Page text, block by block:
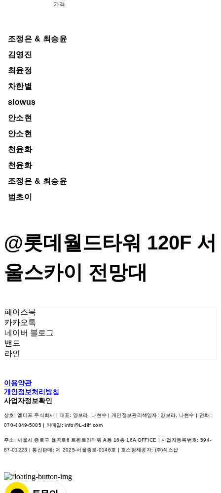
가격
조정은 & 최승윤
김영진
최윤정
차한별
slowus
안소현
안소현
천윤화
천윤화
조정은 & 최승윤
범초이
@롯데월드타워 120F 서
울스카이 전망대
페이스북
카카오톡
네이버 블로그
밴드
라인
이용약관
개인정보처리방침
사업자정보확인
상호: 엘디프 주식회사 | 대표: 양보라, 나현수 | 개인정보관리책임자: 양보라, 나현수 | 전화:
070-4349-5005 | 이메일: info@L-diff.com
주소: 서울시 종로구 율곡로6 트윈트리타워 A동 16층 16A OFFICE | 사업자등록번호: 594-
87-01223 | 통신판매:제 2025-서울종로-0146호 | 호스팅제공자: (주)식스샵